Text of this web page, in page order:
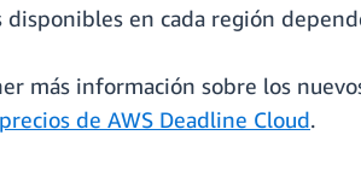
disponibles en cada región
más información sobre los
de AWS Deadline Cloud.